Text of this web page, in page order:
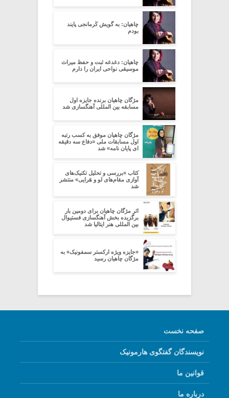
چاهیان: به گویش کُرمانجی پایند
بودم
چاهیان: دغدغه ثبت و حفظ میراث
موسیقی نواحی ایران را دارم
مژگان چاهیان برنده جایزه اول
مسابقه بین المللی آهنگسازی شد
مژگان چاهیان موفق به کسب رتبه
اول مسابقات ملی «دفاع سه دقیقه
ای پایان نامه» شد
کتاب «بررسی و تحلیل تکنیک‌های
آوازی مقام‌های لو و هَرایی» منتشر
شد
اثر مژگان چاهیان برای دومین بار
برگزیده بخش آهنگسازی فستیوال
بین المللی هنر ایتالیا شد
«جایزه ویژه ارکستر سمفونیک» به
مژگان چاهیان رسید
صفحه نخست
نویسندگان گفتگوی هارمونیک
قوانین ما
درباره ما